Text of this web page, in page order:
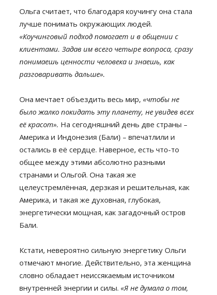
Ольга считает, что благодаря коучингу она стала
лучше понимать окружающих людей.
«Коучинговый подход помогает и в общении с
клиентами. Задав им всего четыре вопроса, сразу
понимаешь ценности человека и знаешь, как
разговаривать дальше».
Она мечтает объездить весь мир, «чтобы не
было жалко покидать эту планету, не увидев всех
её красот». На сегодняшний день две страны –
Америка и Индонезия (Бали) – впечатлили и
остались в её сердце. Наверное, есть что-то
общее между этими абсолютно разными
странами и Ольгой. Она такая же
целеустремлённая, дерзкая и решительная, как
Америка, и такая же духовная, глубокая,
энергетически мощная, как загадочный остров
Бали.
Кстати, невероятно сильную энергетику Ольги
отмечают многие. Действительно, эта женщина
словно обладает неиссякаемым источником
внутренней энергии и силы. «Я не думала о том,